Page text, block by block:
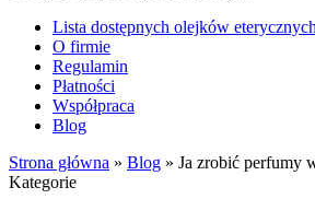
Lista dostępnych olejków
O firmie
Regulamin
Płatności
Współpraca
Blog
Strona główna » Blog » Ja zrobić perfumy
Kategorie